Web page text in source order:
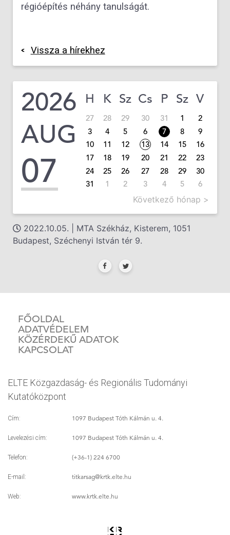
régióépítés néhány tanulságát.
Vissza a hírekhez
2026
AUG
07
H K Sz Cs P Sz V
27 28 29 30 31 1
2
3
4 5 6 7 8
9
10
11 12 13 14 15
16
17
18 19 20 21 22
23
24
25 26 27 28 29
30
31
1 2 3 4 5 6
Következő hónap >
2022.10.05. | MTA Székház, Kisterem, 1051
Budapest, Széchenyi István tér 9.
FŐOLDAL
ADATVÉDELEM
KÖZÉRDEKŰ ADATOK
KAPCSOLAT
ELTE Közgazdaság- és Regionális Tudományi
Kutatóközpont
Cím: 1097 Budapest Tóth Kálmán u. 4.
Levelezési cím: 1097 Budapest Tóth Kálmán u. 4.
Telefon: (+36-1) 224 6700
E-mail: titkarsag@krtk.elte.hu
Web: www.krtk.elte.hu